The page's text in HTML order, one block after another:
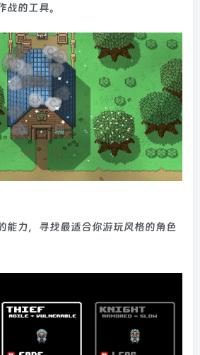
的工具。
能力，寻找最适合你游玩风格的角色